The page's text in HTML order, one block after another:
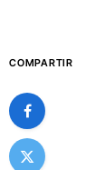
COMPARTIR